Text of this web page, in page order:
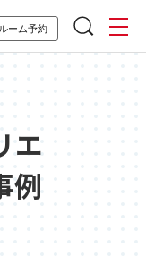
ーム予約
エ
例